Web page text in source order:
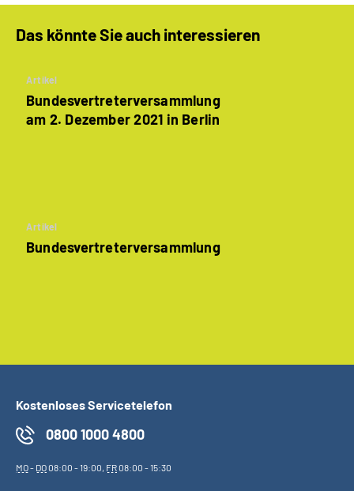
Das könnte Sie auch interessieren
Artikel
Bundesvertreter­versammlung
am 2. Dezember 2021 in Berlin
Artikel
Bundesvertreter­versammlung
Kostenloses Servicetelefon
0800 1000 4800
MO- DO08:00 - 19:00, FR08:00 - 15:30